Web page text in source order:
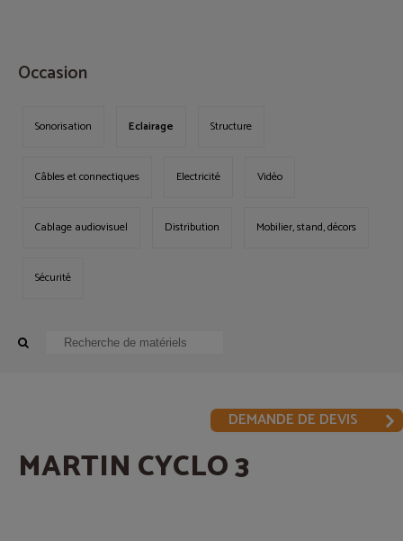
Occasion
Sonorisation Eclairage Structure
Câbles et connectiques Electricité Vidéo
Cablage audiovisuel Distribution Mobilier, stand, décors
Sécurité
DEMANDE DE DEVIS
MARTIN CYCLO 3